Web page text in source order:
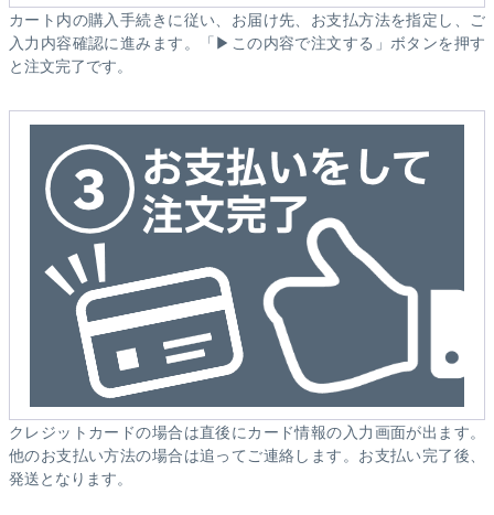
カート内の購入手続きに従い、お届け先、お支払方法を指定し、ご
入力内容確認に進みます。「▶この内容で注文する」ボタンを押す
と注文完了です。
クレジットカードの場合は直後にカード情報の入力画面が出ます。
他のお支払い方法の場合は追ってご連絡します。お支払い完了後、
発送となります。